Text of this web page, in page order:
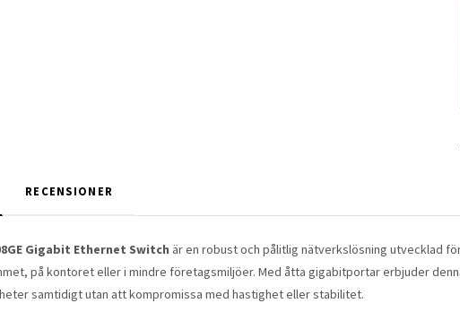
RECENSIONER
Gigabit Ethernet Switch är en robust och pålitlig nätverkslösning utvecklad
på kontoret eller i mindre företagsmiljöer. Med åtta gigabitportar erbjuder
samtidigt utan att kompromissa med hastighet eller stabilitet.